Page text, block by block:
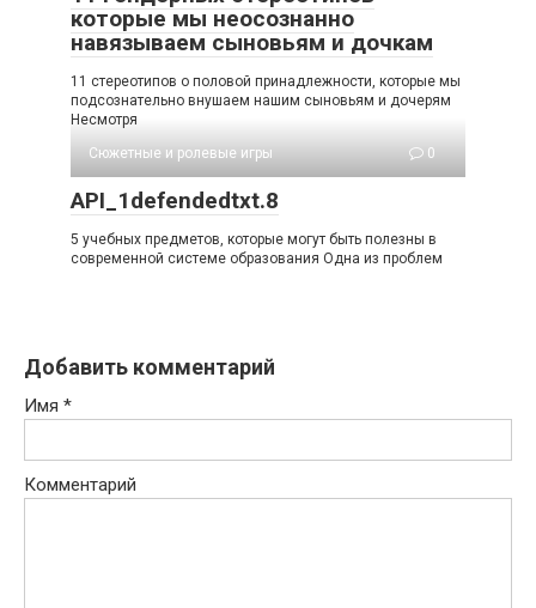
которые мы неосознанно
навязываем сыновьям и дочкам
11 стереотипов о половой принадлежности, которые мы
подсознательно внушаем нашим сыновьям и дочерям
Несмотря
Сюжетные и ролевые игры
0
API_1defendedtxt.8
5 учебных предметов, которые могут быть полезны в
современной системе образования Одна из проблем
Добавить комментарий
Имя *
Комментарий